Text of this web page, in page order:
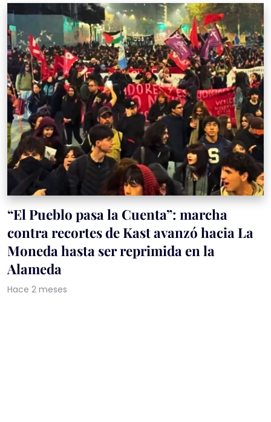
“El Pueblo pasa la Cuenta”: marcha
contra recortes de Kast avanzó hacia La
Moneda hasta ser reprimida en la
Alameda
Hace 2 meses